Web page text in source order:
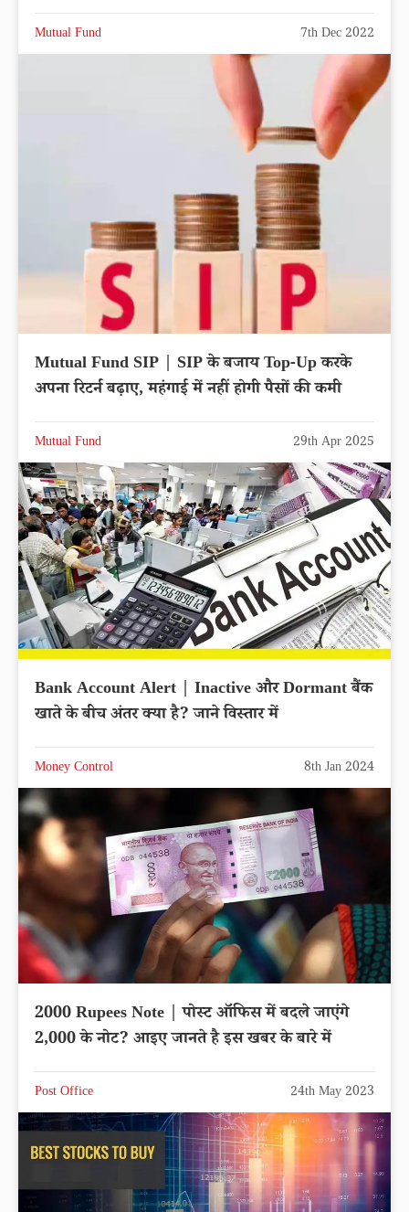
Mutual Fund 7th Dec 2022
Mutual Fund SIP | SIP के बजाय Top-Up करके
अपना रिटर्न बढ़ाए, महंगाई में नहीं होगी पैसों की कमी
Mutual Fund 29th Apr 2025
Bank Account Alert | Inactive और Dormant बैंक
खाते के बीच अंतर क्या है? जाने विस्तार में
Money Control 8th Jan 2024
2000 Rupees Note | पोस्ट ऑफिस में बदले जाएंगे
2,000 के नोट? आइए जानते है इस खबर के बारे में
Post Office 24th May 2023